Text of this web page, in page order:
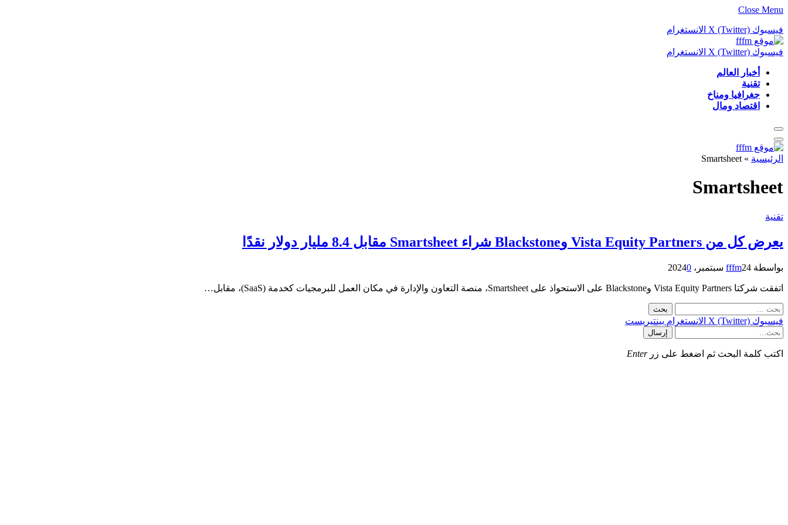
Close Menu
فيسبوك X (Twitter) الانستغرام
فيسبوك X (Twitter) الانستغرام
أخبار العالم
تقنية
جغرافيا ومناخ
اقتصاد ومال
الرئيسية »
Smartsheet
Smartsheet
تقنية
يعرض كل من Vista Equity Partners وBlackstone شراء Smartsheet مقابل 8.4 مليار دولار نقدًا
بواسطة fffm24 سبتمبر، 2024 0
اتفقت شركتا Vista Equity Partners وBlackstone على الاستحواذ على Smartsheet، منصة التعاون والإدارة في مكان العمل للبرمجيات كخدمة (SaaS)، مقابل…
البحث
عن:
فيسبوك X (Twitter) الانستغرام بينتيريست
إرسال
اكتب كلمة البحث ثم اضغط على زرEnter